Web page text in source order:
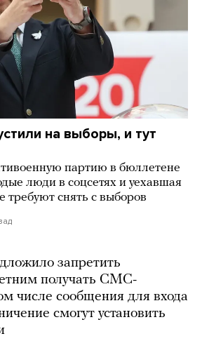
на выборы, и тут
партию в бюллетене
люди в соцсетях и уехавшая
требуют снять с выборов
запретить
получать СМС-
числе сообщения для входа
смогут установить